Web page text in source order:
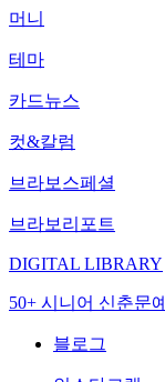
머니
테마
카드뉴스
컷&칼럼
브라보스페셜
브라보리포트
DIGITAL LIBRARY
50+ 시니어 신춘문예
블로그